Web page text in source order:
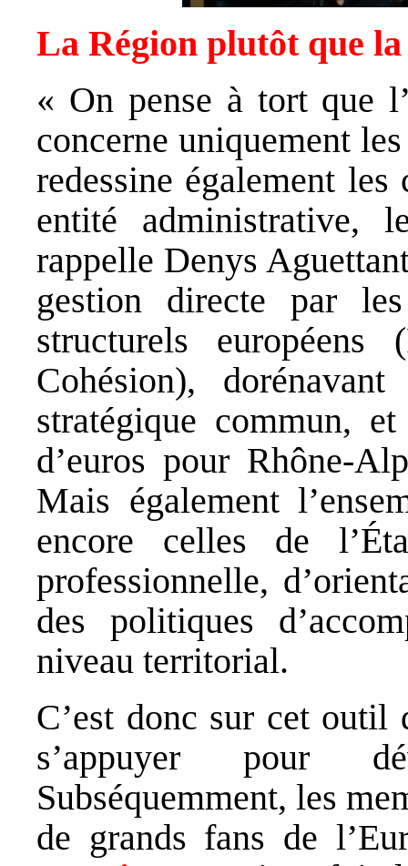
La Région plutôt que
« On pense à tort que
concerne uniquement
redessine également les
entité administrative,
rappelle Denys
gestion directe par
structurels
Cohésion),
stratégique commun,
d’euros pour Rhône-
Mais également
encore celles de
professionnelle,
des politiques
niveau territorial.
C’est donc sur cet outil
s’appuyer pour
Subséquemment, les
de grands fans de